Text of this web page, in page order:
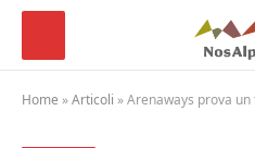
Home »Articoli »Arenaways prova un